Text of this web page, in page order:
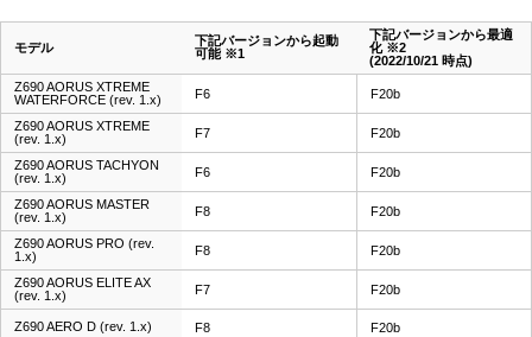
モデル
下記バージョンから起動
可能 ※1
下記バージョンから最適
化 ※2
(2022/10/21 時点)
Z690 AORUS XTREME
WATERFORCE (rev. 1.x)
F6 F20b
Z690 AORUS XTREME
(rev. 1.x)
F7 F20b
Z690 AORUS TACHYON
(rev. 1.x)
F6 F20b
Z690 AORUS MASTER
(rev. 1.x)
F8 F20b
Z690 AORUS PRO (rev.
1.x)
F8 F20b
Z690 AORUS ELITE AX
(rev. 1.x)
F7 F20b
Z690 AERO D (rev. 1.x) F8 F20b